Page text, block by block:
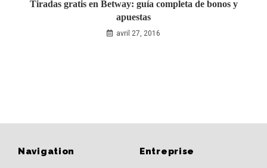
Tiradas gratis en Betway: guía completa de bonos y
apuestas
avril 27, 2016
Navigation Entreprise